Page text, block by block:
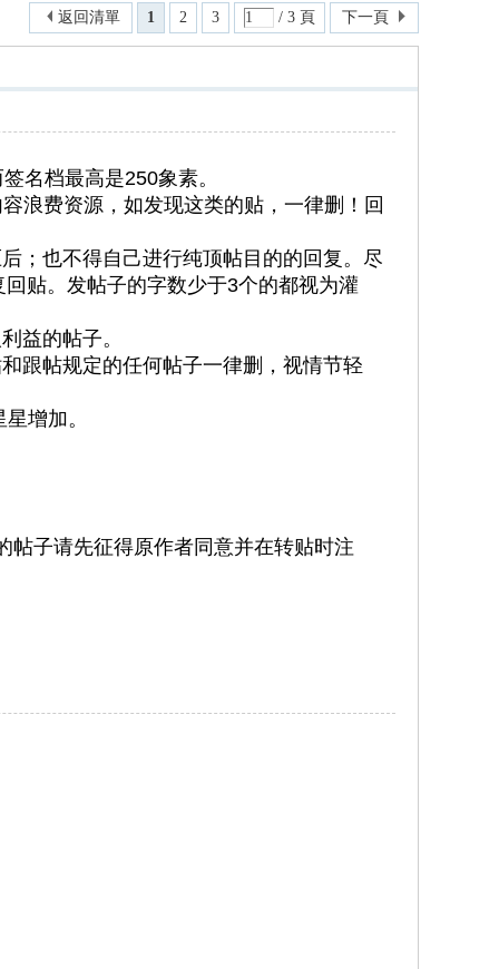
1 2 3 / 3 頁 下一頁
返回清單
档最高是250象素。
费资源，如发现这类的贴，一律删！回
也不得自己进行纯顶帖目的的回复。尽
贴。发帖子的字数少于3个的都视为灌
益的帖子。
帖规定的任何帖子一律删，视情节轻
增加。
帖子请先征得原作者同意并在转贴时注